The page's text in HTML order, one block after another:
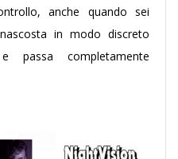
anche quando sei
in modo discreto
passa completamente